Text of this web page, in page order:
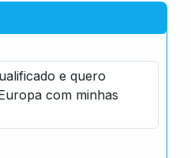
e quero
com minhas